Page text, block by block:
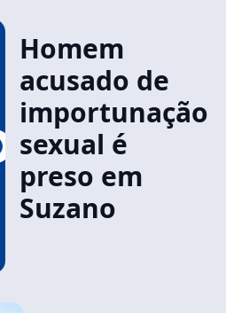
Homem
acusado de
importunação
sexual é
preso em
Suzano